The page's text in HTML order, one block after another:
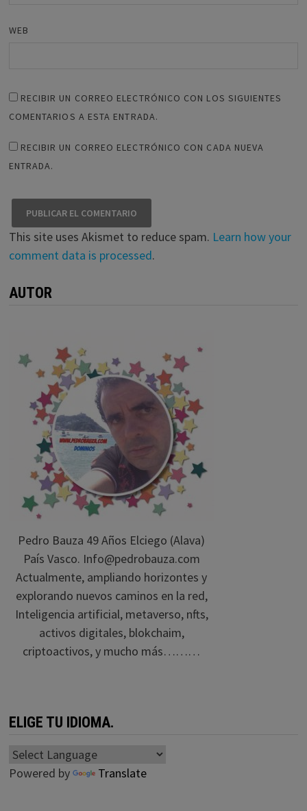
WEB
RECIBIR UN CORREO ELECTRÓNICO CON LOS SIGUIENTES
COMENTARIOS A ESTA ENTRADA.
RECIBIR UN CORREO ELECTRÓNICO CON CADA NUEVA
ENTRADA.
This site uses Akismet to reduce spam. Learn how your
comment data is processed.
AUTOR
Pedro Bauza 49 Años Elciego (Alava)
País Vasco. Info@pedrobauza.com
Actualmente, ampliando horizontes y
explorando nuevos caminos en la red,
Inteligencia artificial, metaverso, nfts,
activos digitales, blokchaim,
criptoactivos, y mucho más………
ELIGE TU IDIOMA.
Powered by Translate